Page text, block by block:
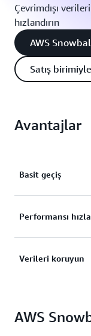
Çevrimdışı
hızlandırın
AWS
Satış
Avantajlar
Basit geçiş
Depolama
Performansı
Bağlantısız,
Verileri koruyun
lojistiği ve
kutusu ile
AWS